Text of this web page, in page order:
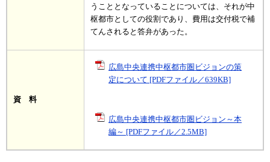
うこととなっていることについては、それが中
枢都市としての役割であり、費用は交付税で補
てんされると答弁があった。
資 料
広島中央連携中枢都市圏ビジョンの策
定について [PDFファイル／639KB]
広島中央連携中枢都市圏ビジョン～本
編～ [PDFファイル／2.5MB]